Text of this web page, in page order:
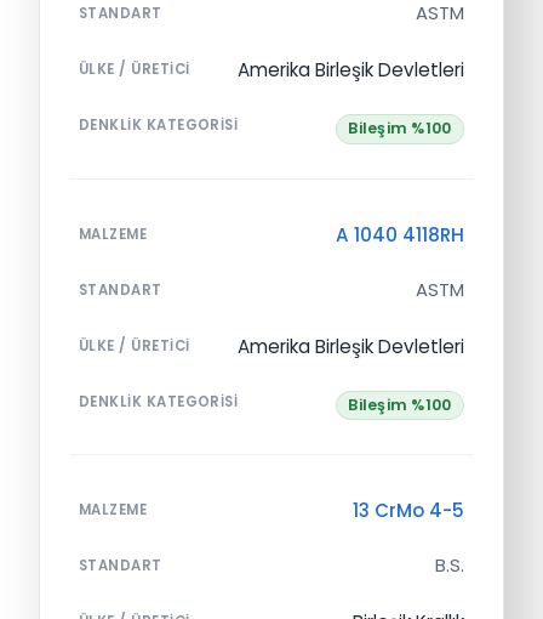
STANDART ASTM
ÜLKE / ÜRETICI Amerika Birleşik Devletleri
DENKLIK KATEGORISI Bileşim %100
MALZEME A 1040 4118RH
STANDART ASTM
ÜLKE / ÜRETICI Amerika Birleşik Devletleri
DENKLIK KATEGORISI Bileşim %100
MALZEME 13 CrMo 4-5
STANDART B.S.